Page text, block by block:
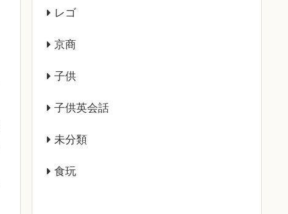
レゴ
京商
子供
子供英会話
未分類
食玩